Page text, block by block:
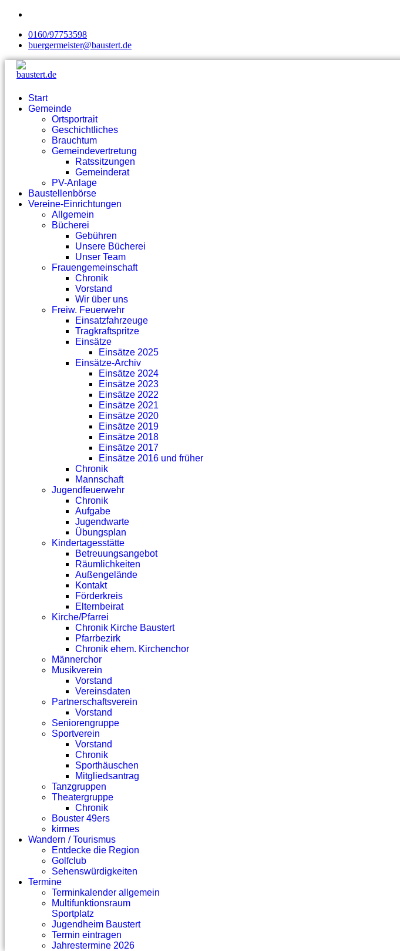
0160/97753598
buergermeister@baustert.de
Start
Gemeinde
Ortsportrait
Geschichtliches
Brauchtum
Gemeindevertretung
Ratssitzungen
Gemeinderat
PV-Anlage
Baustellenbörse
Vereine-Einrichtungen
Allgemein
Bücherei
Gebühren
Unsere Bücherei
Unser Team
Frauengemeinschaft
Chronik
Vorstand
Wir über uns
Freiw. Feuerwehr
Einsatzfahrzeuge
Tragkraftspritze
Einsätze
Einsätze 2025
Einsätze-Archiv
Einsätze 2024
Einsätze 2023
Einsätze 2022
Einsätze 2021
Einsätze 2020
Einsätze 2019
Einsätze 2018
Einsätze 2017
Einsätze 2016 und früher
Chronik
Mannschaft
Jugendfeuerwehr
Chronik
Aufgabe
Jugendwarte
Übungsplan
Kindertagesstätte
Betreuungsangebot
Räumlichkeiten
Außengelände
Kontakt
Förderkreis
Elternbeirat
Kirche/Pfarrei
Chronik Kirche Baustert
Pfarrbezirk
Chronik ehem. Kirchenchor
Männerchor
Musikverein
Vorstand
Vereinsdaten
Partnerschaftsverein
Vorstand
Seniorengruppe
Sportverein
Vorstand
Chronik
Sporthäuschen
Mitgliedsantrag
Tanzgruppen
Theatergruppe
Chronik
Bouster 49ers
kirmes
Wandern / Tourismus
Entdecke die Region
Golfclub
Sehenswürdigkeiten
Termine
Terminkalender allgemein
Multifunktionsraum
Sportplatz
Jugendheim Baustert
Termin eintragen
Jahrestermine 2026